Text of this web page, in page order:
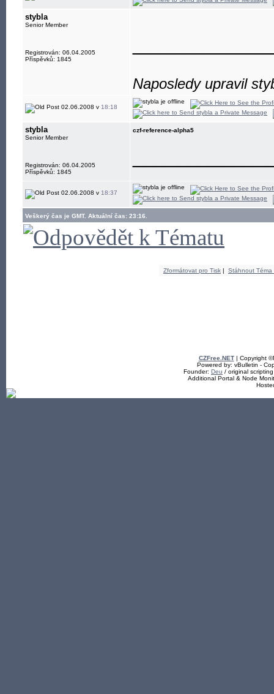
stybla
Senior Member
Registrován: 06.04.2005
Příspěvků: 1845
Naposledy upravil
02.06.2008 v 18:18
stybla
Senior Member
Registrován: 06.04.2005
Příspěvků: 1845
czf-reference-alpha5
02.06.2008 v 18:37
Veškerý čas je GMT. Aktuální čas: 23:16.
Zformátovat pro Tisk | Stáhnout Téma
CZFree.NET| Copyright
Powered by: vBulletin -
Founder: Deu / original
Additional Portal & Node